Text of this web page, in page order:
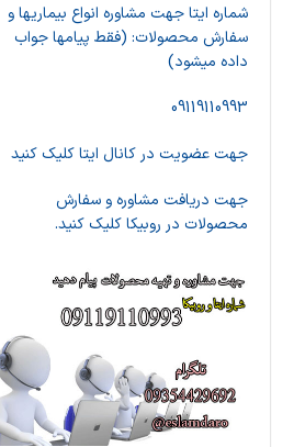
شماره ایتا جهت مشاوره انواع بیماریها و
سفارش محصولات: (فقط پیامها جواب
داده میشود)
09119110993
جهت عضویت در کانال ایتا کلیک کنید
جهت دریافت مشاوره و سفارش
محصولات در روبیکا کلیک کنید.